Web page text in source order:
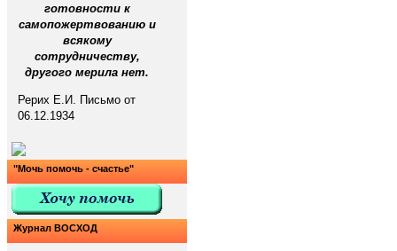
готовности к
самопожертвованию и
всякому
сотрудничеству,
другого мерила нет.
Рерих Е.И. Письмо от
06.12.1934
"Мочь помочь - счастье"
Журнал ВОСХОД